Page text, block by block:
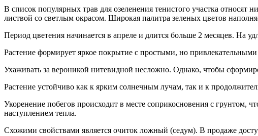
В список популярных трав для озеленения тенистого участка
листвой со светлым окрасом. Широкая палитра зеленых цветов
Период цветения начинается в апреле и длится больше 2 месяцев. На
Растение формирует яркое покрытие с простыми, но
Ухаживать за вероникой нитевидной несложно. Однако, чтобы
Растение устойчиво как к ярким солнечным лучам, так и к
Укоренение побегов происходит в месте соприкосновения с грунтом,
наступлением тепла.
Схожими свойствами является очиток ложный (седум). В продаже